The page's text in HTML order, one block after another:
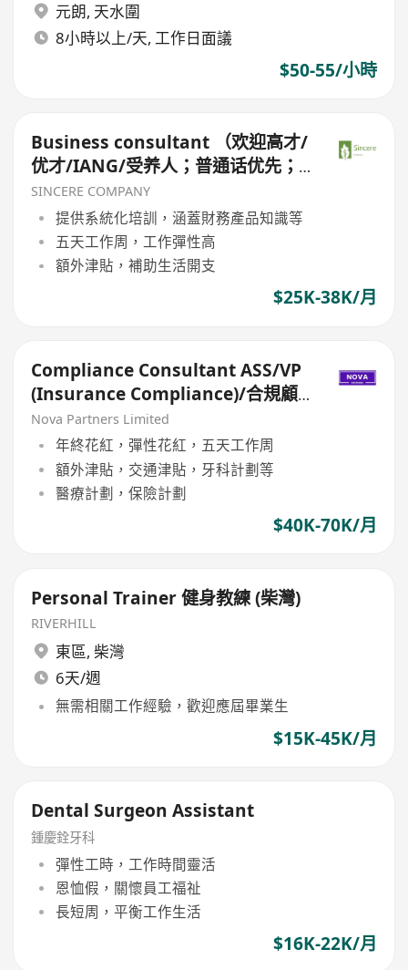
元朗, 天水圍
8小時以上/天, 工作日面議
$50-55/小時
Business consultant （欢迎高才/
优才/IANG/受养人；普通话优先；
可转正/续签）
SINCERE COMPANY
提供系統化培訓，涵蓋財務產品知識等
五天工作周，工作彈性高
額外津貼，補助生活開支
$25K-38K/月
Compliance Consultant ASS/VP
(Insurance Compliance)/合規顧
問ASS/VP（保險合規）
Nova Partners Limited
年終花紅，彈性花紅，五天工作周
額外津貼，交通津貼，牙科計劃等
醫療計劃，保險計劃
$40K-70K/月
Personal Trainer 健身教練 (柴灣)
RIVERHILL
東區, 柴灣
6天/週
無需相關工作經驗，歡迎應屆畢業生
$15K-45K/月
Dental Surgeon Assistant
鍾慶銓牙科
彈性工時，工作時間靈活
恩恤假，關懷員工福祉
長短周，平衡工作生活
$16K-22K/月